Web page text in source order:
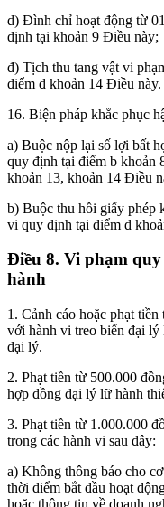
d) Đình chỉ hoạt động từ
định tại khoản 9 Điều này;
đ) Tịch thu tang vật vi
điểm đ khoản 14 Điều này.
16. Biện pháp khắc phục
a) Buộc nộp lại số lợi bất
quy định tại điểm b khoản
khoản 13, khoản 14 Điều
b) Buộc thu hồi giấy phép
vi quy định tại điểm đ
Điều 8. Vi phạm
hành
1. Cảnh cáo hoặc phạt
với hành vi treo biển đại
đại lý.
2. Phạt tiền từ 500.000
hợp đồng đại lý lữ hành
3. Phạt tiền từ 1.000.000
trong các hành vi sau đây:
a) Không thông báo cho
thời điểm bắt đầu hoạt
hoặc thông tin về doanh